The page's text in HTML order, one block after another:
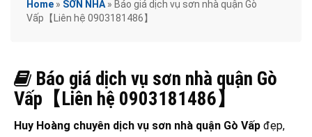
Home » SƠN NHÀ » Báo giá dịch vụ sơn nhà quận Gò
Vấp【Liên hệ 0903181486】
Báo giá dịch vụ sơn nhà quận Gò
Vấp【Liên hệ 0903181486】
Huy Hoàng chuyên dịch vụ sơn nhà quận Gò Vấp đẹp,